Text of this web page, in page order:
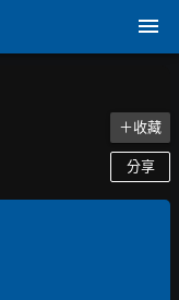
＋收藏
分享